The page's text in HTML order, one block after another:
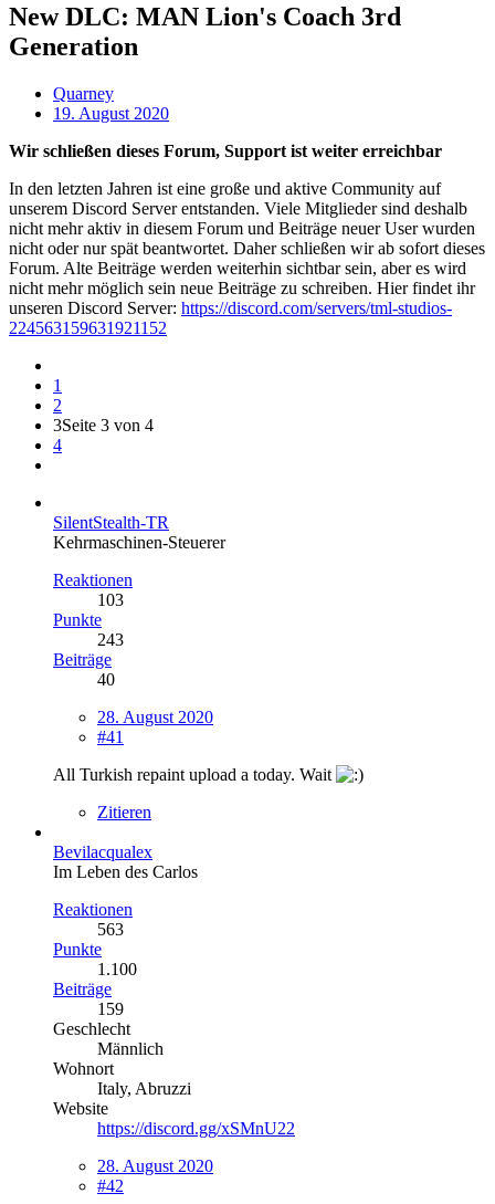
New DLC: MAN Lion's Coach 3rd
Generation
Quarney
19. August 2020
Wir schließen dieses Forum, Support ist weiter erreichbar
In den letzten Jahren ist eine große und aktive Community auf
unserem Discord Server entstanden. Viele Mitglieder sind deshalb
nicht mehr aktiv in diesem Forum und Beiträge neuer User wurden
nicht oder nur spät beantwortet. Daher schließen wir ab sofort dieses
Forum. Alte Beiträge werden weiterhin sichtbar sein, aber es wird
nicht mehr möglich sein neue Beiträge zu schreiben. Hier findet ihr
unseren Discord Server: https://discord.com/servers/tml-studios-
224563159631921152
1
2
3Seite 3 von 4
4
SilentStealth-TR
Kehrmaschinen-Steuerer
Reaktionen
103
Punkte
243
Beiträge
40
28. August 2020
#41
All Turkish repaint upload a today. Wait
Zitieren
Bevilacqualex
Im Leben des Carlos
Reaktionen
563
Punkte
1.100
Beiträge
159
Geschlecht
Männlich
Wohnort
Italy, Abruzzi
Website
https://discord.gg/xSMnU22
28. August 2020
#42